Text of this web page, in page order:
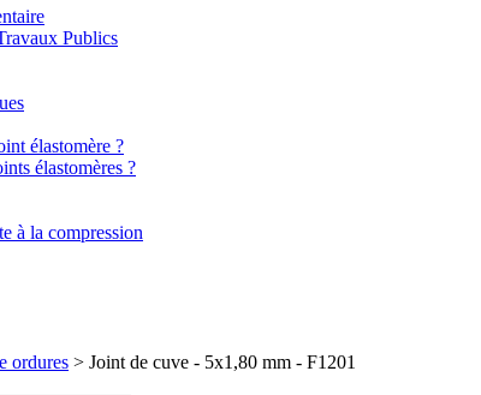
Publics
élastomère ?
élastomères ?
à la compression
ordures > Joint de cuve - 5x1,80 mm - F1201